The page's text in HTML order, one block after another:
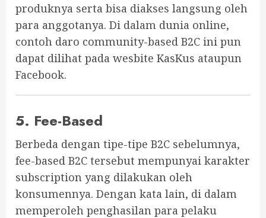
produknya serta bisa diakses langsung oleh
para anggotanya. Di dalam dunia online,
contoh daro community-based B2C ini pun
dapat dilihat pada wesbite KasKus ataupun
Facebook.
5. Fee-Based
Berbeda dengan tipe-tipe B2C sebelumnya,
fee-based B2C tersebut mempunyai karakter
subscription yang dilakukan oleh
konsumennya. Dengan kata lain, di dalam
memperoleh penghasilan para pelaku